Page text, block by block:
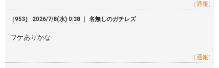
［通報］
［953］ 2026/7/8(水) 0:38 ｜ 名無しのガチレズ
ワケありかな
［通報］